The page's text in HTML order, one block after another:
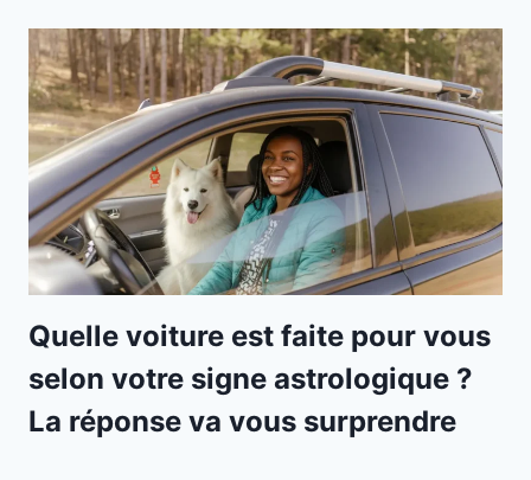
Quelle voiture est faite pour vous
selon votre signe astrologique ?
La réponse va vous surprendre